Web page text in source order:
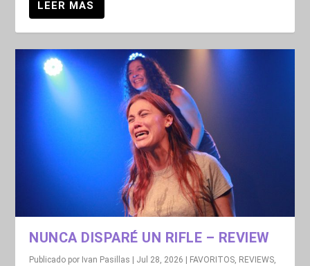
NUNCA DISPARÉ UN RIFLE – REVIEW
Publicado por Ivan Pasillas | Jul 28, 2026 | FAVORITOS REVIEWS